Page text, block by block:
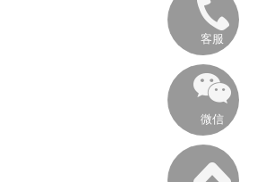
客服
微信